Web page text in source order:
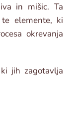
in mišic. Ta
elemente, ki
okrevanja
jih zagotavlja